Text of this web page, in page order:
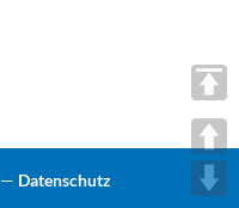
— Datenschutz